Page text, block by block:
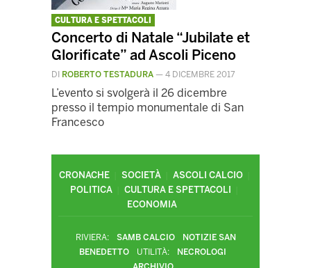
CULTURA E SPETTACOLI
Concerto di Natale “Jubilate et
Glorificate” ad Ascoli Piceno
DI ROBERTO TESTADURA — 4 DICEMBRE 2017
L’evento si svolgerà il 26 dicembre
presso il tempio monumentale di San
Francesco
CRONACHE SOCIETÀ
ASCOLI CALCIO
POLITICA
CULTURA E SPETTACOLI
ECONOMIA
RIVIERA: SAMB CALCIO
NOTIZIE SAN
BENEDETTO
UTILITÀ:
NECROLOGI